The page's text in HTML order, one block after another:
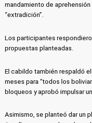
mandamiento de
“extradición”.
Los participantes
propuestas planteadas.
El cabildo también respaldó
meses para “todos los
bloqueos y aprobó impulsar
Asimismo, se planteó dar un